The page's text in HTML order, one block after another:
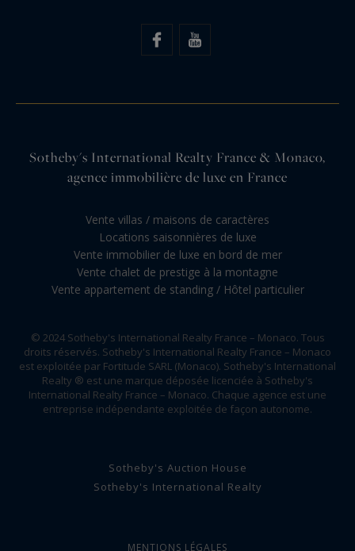
Sotheby's International Realty France & Monaco,
agence immobilière de luxe en France
Vente villas / maisons de caractères
Locations saisonnières de luxe
Vente immobilier de luxe en bord de mer
Vente chalet de prestige à la montagne
Vente appartement de standing / Hôtel particulier
© 2024 Sotheby's International Realty France – Monaco. Tous
droits réservés. Sotheby's International Realty France – Monaco
est exploitée par Fortitude SARL (Monaco). Sotheby's International
Realty ® est une marque déposée licenciée à Sotheby's
International Realty France – Monaco. Chaque agence est une
entreprise indépendante exploitée de façon autonome.
Sotheby's Auction House
Sotheby's International Realty
MENTIONS LÉGALES